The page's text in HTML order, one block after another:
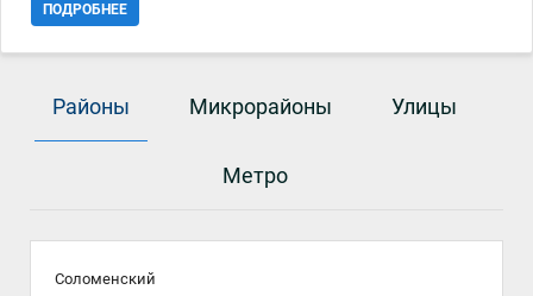
ПОДРОБНЕЕ
Районы Микрорайоны Улицы
Метро
Соломенский